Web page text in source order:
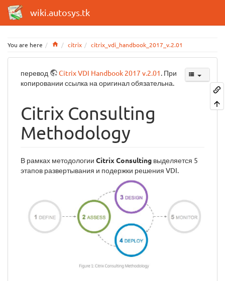
wiki.autosys.tk
You are here Homecitrix citrix_vdi_handbook_2017_v.2.01
перевод Citrix VDI Handbook 2017 v.2.01. При
копировании ссылка на оригинал обязательна.
Citrix Consulting
Methodology
В рамках методологии Citrix Consulting выделяется 5
этапов развертывания и подержки решения VDI.